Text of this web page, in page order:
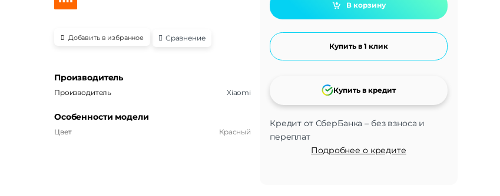
Добавить в избранное Сравнение
Производитель
Производитель Xiaomi
Особенности модели
Цвет Красный
В корзину
Купить в 1 клик
Кредит от СберБанка – без взноса и
переплат
Подробнее о кредите
Купить в кредит